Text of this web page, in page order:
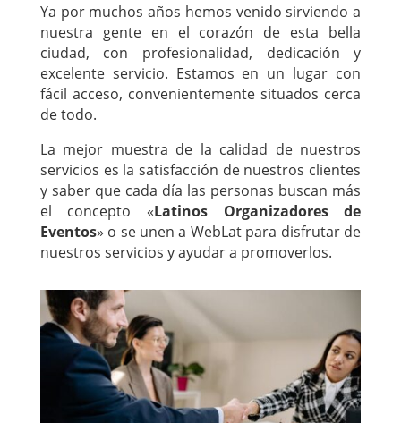
Ya por muchos años hemos venido sirviendo a
nuestra gente en el corazón de esta bella
ciudad, con profesionalidad, dedicación y
excelente servicio. Estamos en un lugar con
fácil acceso, convenientemente situados cerca
de todo.
La mejor muestra de la calidad de nuestros
servicios es la satisfacción de nuestros clientes
y saber que cada día las personas buscan más
el concepto «Latinos Organizadores de
Eventos» o se unen a WebLat para disfrutar de
nuestros servicios y ayudar a promoverlos.